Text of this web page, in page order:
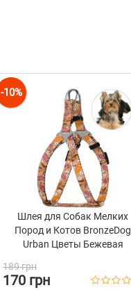
-10%
Шлея для Собак Мелких
Пород и Котов BronzeDog
Urban Цветы Бежевая
189 грн
170 грн